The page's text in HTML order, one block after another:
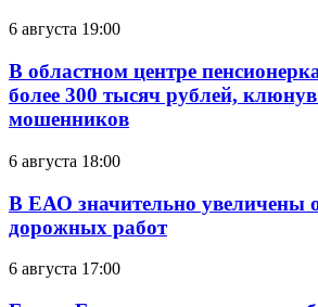
6 августа 19:00
В областном центре
более 300 тысяч рублей,
мошенников
6 августа 18:00
В ЕАО значительно увеличены
дорожных работ
6 августа 17:00